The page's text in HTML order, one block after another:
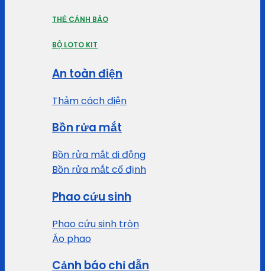
THẺ CẢNH BÁO
BỘ LOTO KIT
An toàn điện
Thảm cách điện
Bồn rửa mắt
Bồn rửa mắt di động
Bồn rửa mắt cố định
Phao cứu sinh
Phao cứu sinh tròn
Áo phao
Cảnh báo chỉ dẫn